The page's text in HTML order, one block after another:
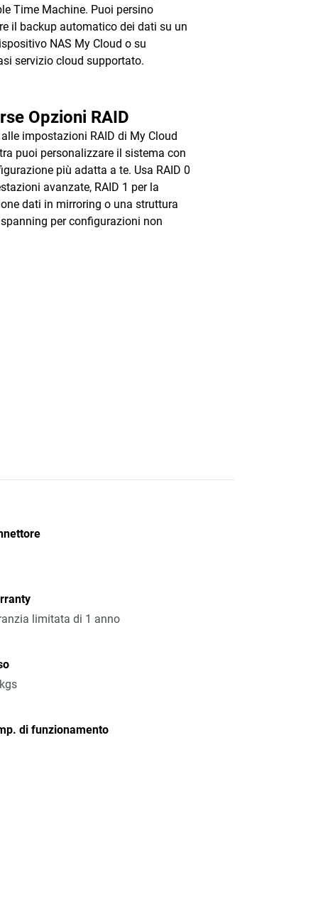
Time Machine. Puoi persino
il backup automatico dei dati su un
NAS My Cloud o su
servizio cloud supportato.
Opzioni RAID
alle impostazioni RAID di My Cloud
puoi personalizzare il sistema con
più adatta a te. Usa RAID 0
avanzate, RAID 1 per la
dati in mirroring o una struttura
per configurazioni non
limitata di 1 anno
di funzionamento